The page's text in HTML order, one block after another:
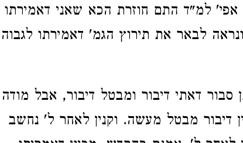
למ"ד התם חוזרת הכא שאני דאמירתו
לבאר את תירוץ הגמ' דאמירתו לגבוה
סבור דאתי דיבור ומבטל דיבור, אבל מודה
דיבור מבטל מעשה. וקנין לאחר ל' נחשב